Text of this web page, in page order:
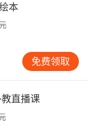
本
免费领取
直播课